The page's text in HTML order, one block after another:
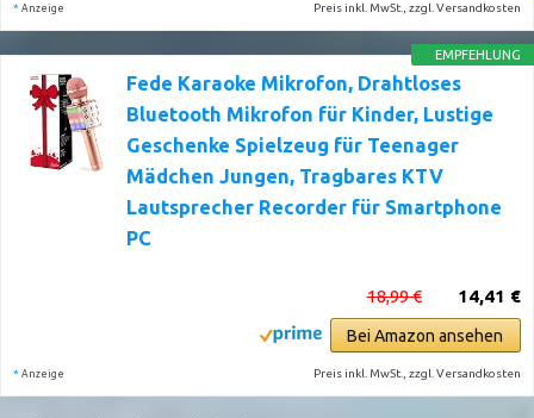
* Anzeige Preis inkl. MwSt., zzgl. Versandkosten
EMPFEHLUNG
Fede Karaoke Mikrofon, Drahtloses
Bluetooth Mikrofon für Kinder, Lustige
Geschenke Spielzeug für Teenager
Mädchen Jungen, Tragbares KTV
Lautsprecher Recorder für Smartphone
PC
14,41 €
18,99 €
Bei Amazon ansehen
* Anzeige Preis inkl. MwSt., zzgl. Versandkosten